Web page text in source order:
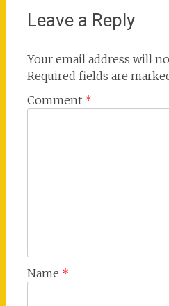
Leave a Reply
Your email address will
Required fields are
Comment *
Name *